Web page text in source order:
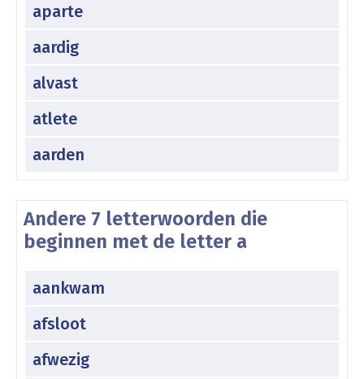
aparte
aardig
alvast
atlete
aarden
Andere 7 letterwoorden die
beginnen met de letter a
aankwam
afsloot
afwezig